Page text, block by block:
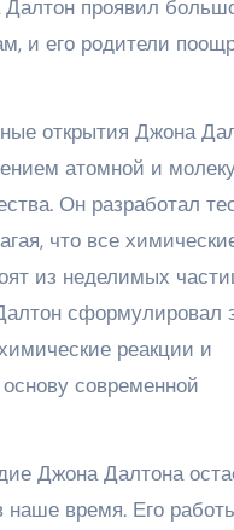
Далтон проявил
и его родители
открытия Джона
атомной и
Он разработал
что все
из неделимых
сформулировал
реакции и
современной
Джона Далтона
наше время. Его